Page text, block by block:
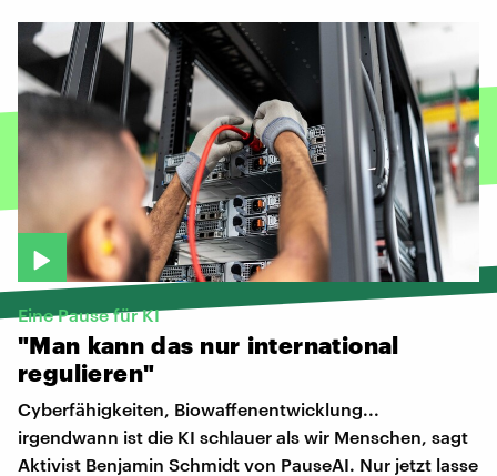
Eine Pause für KI
"Man kann das nur international
regulieren"
Cyberfähigkeiten, Biowaffenentwicklung...
irgendwann ist die KI schlauer als wir Menschen, sagt
Aktivist Benjamin Schmidt von PauseAI. Nur jetzt lasse